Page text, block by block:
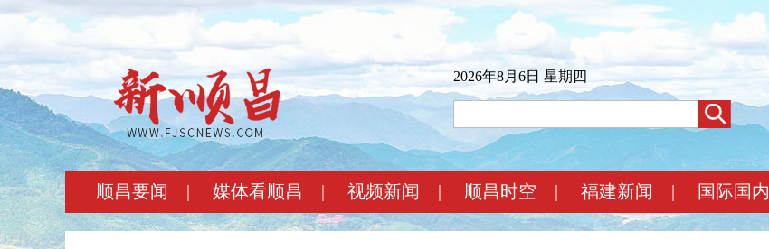
2026年8月6日 星期四
顺昌要闻 | 媒体看顺昌 | 视频新闻 | 顺昌时空 | 福建新闻 | 国际国内